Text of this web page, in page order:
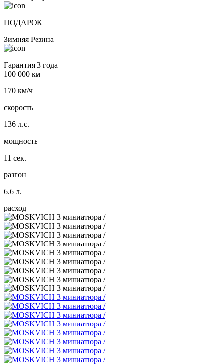
ПОДАРОК
Зимняя Резина
Гарантия 3 года
100 000 км
170 км/ч
скорость
136 л.с.
мощность
11 сек.
разгон
6.6 л.
расход